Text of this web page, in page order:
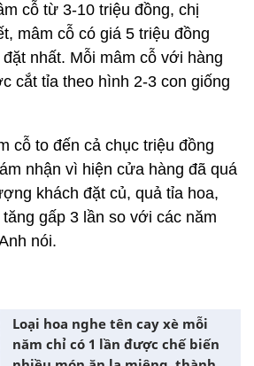
cỗ từ 3-10 triệu đồng, chị
mâm cỗ có giá 5 triệu đồng
nhất. Mỗi mâm cỗ với hàng
cắt tỉa theo hình 2-3 con giống
cỗ to đến cả chục triệu đồng
nhận vì hiện cửa hàng đã quá
khách đặt củ, quả tỉa hoa,
gấp 3 lần so với các năm
nói.
Loại hoa nghe tên cay xè mỗi
năm chỉ có 1 lần được chế biến